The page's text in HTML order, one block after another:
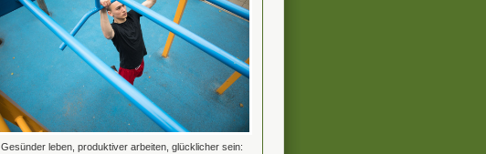
Gesünder leben, produktiver arbeiten, glücklicher sein: